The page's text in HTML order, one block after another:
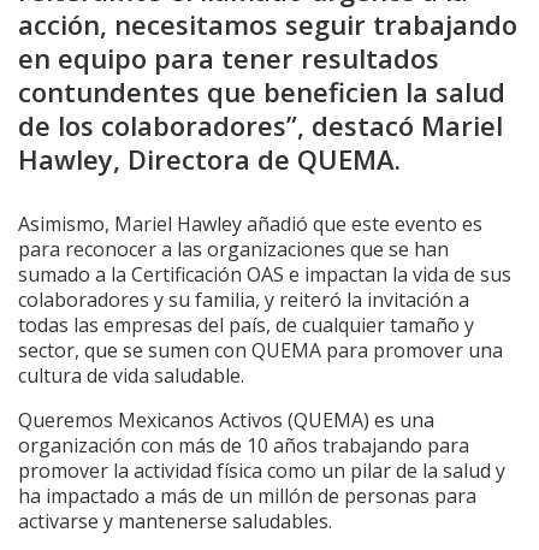
acción, necesitamos seguir trabajando
en equipo para tener resultados
contundentes que beneficien la salud
de los colaboradores”, destacó Mariel
Hawley, Directora de QUEMA.
Asimismo, Mariel Hawley añadió que este evento es
para reconocer a las organizaciones que se han
sumado a la Certificación OAS e impactan la vida de sus
colaboradores y su familia, y reiteró la invitación a
todas las empresas del país, de cualquier tamaño y
sector, que se sumen con QUEMA para promover una
cultura de vida saludable.
Queremos Mexicanos Activos (QUEMA) es una
organización con más de 10 años trabajando para
promover la actividad física como un pilar de la salud y
ha impactado a más de un millón de personas para
activarse y mantenerse saludables.